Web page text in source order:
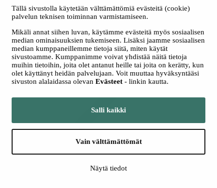
Tällä sivustolla käytetään välttämättömiä evästeitä (cookie)
palvelun teknisen toiminnan varmistamiseen.
Mikäli annat siihen luvan, käytämme evästeitä myös sosiaalisen
median ominaisuuksien tukemiseen. Lisäksi jaamme sosiaalisen
median kumppaneillemme tietoja siitä, miten käytät
sivustoamme. Kumppanimme voivat yhdistää näitä tietoja
muihin tietoihin, joita olet antanut heille tai joita on kerätty, kun
olet käyttänyt heidän palvelujaan. Voit muuttaa hyväksyntääsi
sivuston alalaidassa olevan Evästeet - linkin kautta.
Salli kaikki
Vain välttämättömät
Näytä tiedot
konsertit